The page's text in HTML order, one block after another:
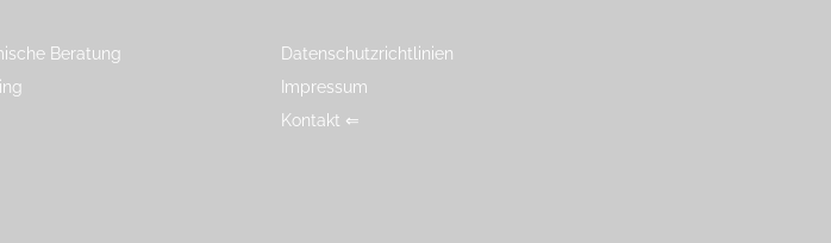
Beratung
Datenschutzrichtlinien
Impressum
Kontakt ⇐